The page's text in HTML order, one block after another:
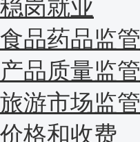
稳岗就业
食品药品监管
产品质量监管
旅游市场监管
价格和收费